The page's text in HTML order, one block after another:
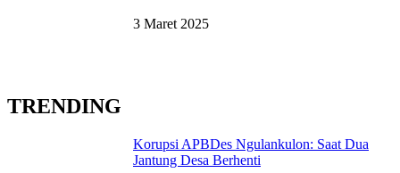
3 Maret 2025
TRENDING
Korupsi APBDes Ngulankulon: Saat Dua
Jantung Desa Berhenti